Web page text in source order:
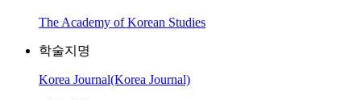
The Academy of Korean Studies
학술지명
Korea Journal(Korea Journal)